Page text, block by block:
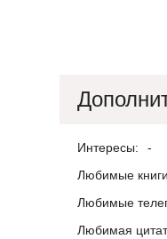
Интересы:
-
Любимые
Любимые
Любимая